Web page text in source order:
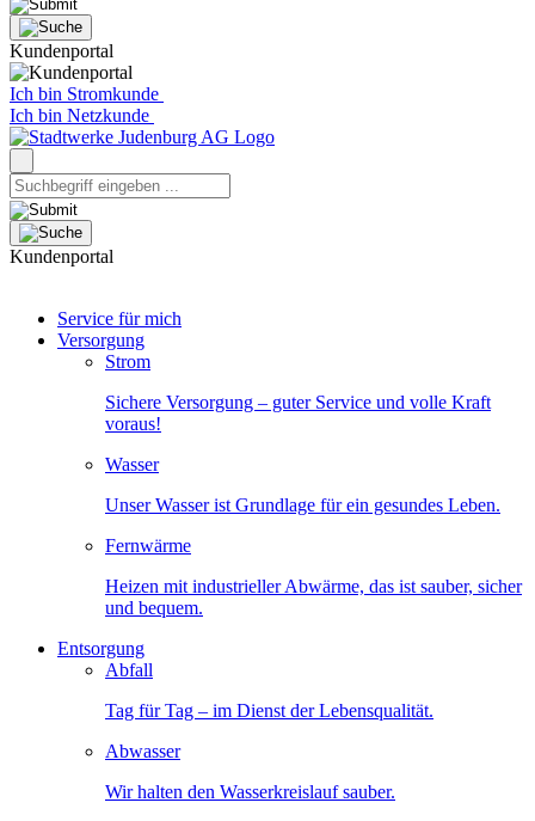
Kundenportal
Ich bin Stromkunde
Ich bin Netzkunde
Kundenportal
Service für mich
Versorgung
Strom
Sichere Versorgung – guter Service und volle Kraft
voraus!
Wasser
Unser Wasser ist Grundlage für ein gesundes Leben.
Fernwärme
Heizen mit industrieller Abwärme, das ist sauber, sicher
und bequem.
Entsorgung
Abfall
Tag für Tag – im Dienst der Lebensqualität.
Abwasser
Wir halten den Wasserkreislauf sauber.